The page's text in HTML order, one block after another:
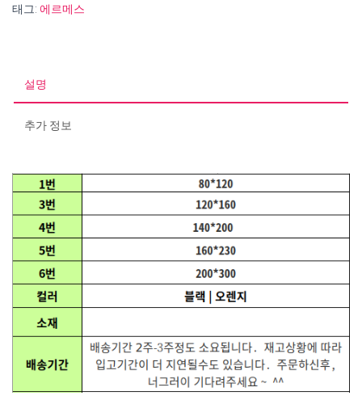
그
량
태그: 에르메스
설명
추가 정보